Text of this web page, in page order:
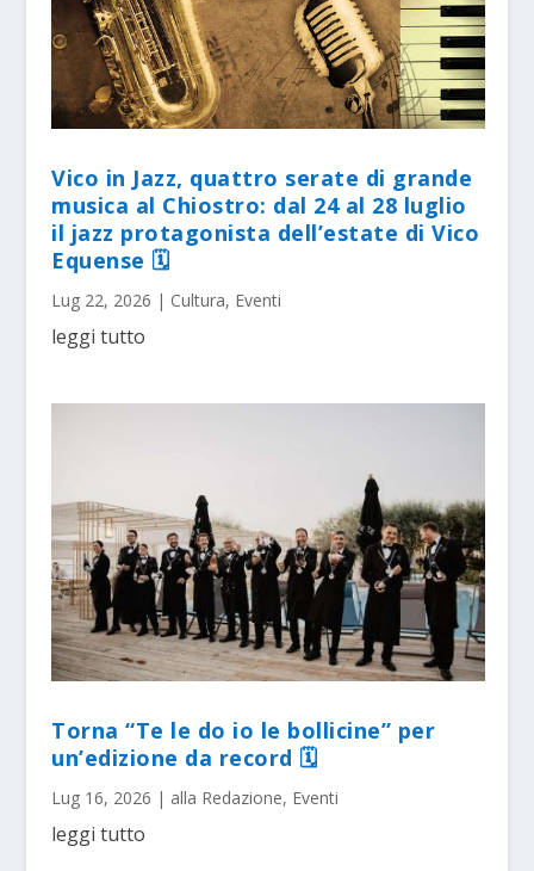
Vico in Jazz, quattro serate di grande
musica al Chiostro: dal 24 al 28 luglio
il jazz protagonista dell’estate di Vico
Equense 🗓
Lug 22, 2026 | Cultura, Eventi
leggi tutto
Torna “Te le do io le bollicine” per
un’edizione da record 🗓
Lug 16, 2026 | alla Redazione, Eventi
leggi tutto